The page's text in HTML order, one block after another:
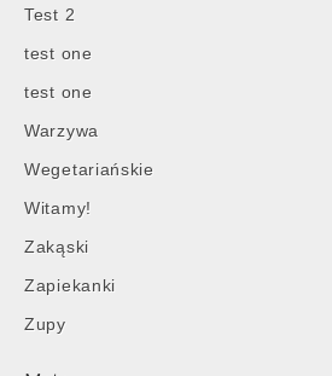
Test 2
test one
test one
Warzywa
Wegetariańskie
Witamy!
Zakąski
Zapiekanki
Zupy